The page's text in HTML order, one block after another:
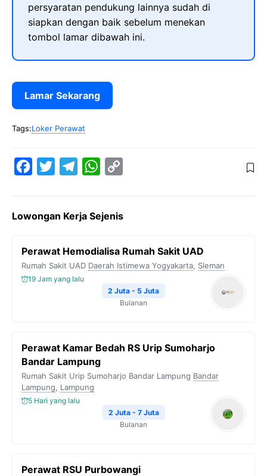
persyaratan pendukung lainnya sudah di
siapkan dengan baik sebelum menekan
tombol lamar dibawah ini.
Lamar Sekarang
Tags:Loker Perawat
e
o
o
t
e
e
r
a
W
t
A
p
y
i
n
k
Lowongan Kerja Sejenis
Perawat Hemodialisa Rumah Sakit UAD
Rumah Sakit UAD Daerah Istimewa Yogyakarta, Sleman
19 Jam yang lalu
2 Juta - 5 Juta
Bulanan
Perawat Kamar Bedah RS Urip Sumoharjo
Bandar Lampung
Rumah Sakit Urip Sumoharjo Bandar Lampung Bandar
Lampung, Lampung
5 Hari yang lalu
2 Juta - 7 Juta
Bulanan
Perawat RSU Purbowangi